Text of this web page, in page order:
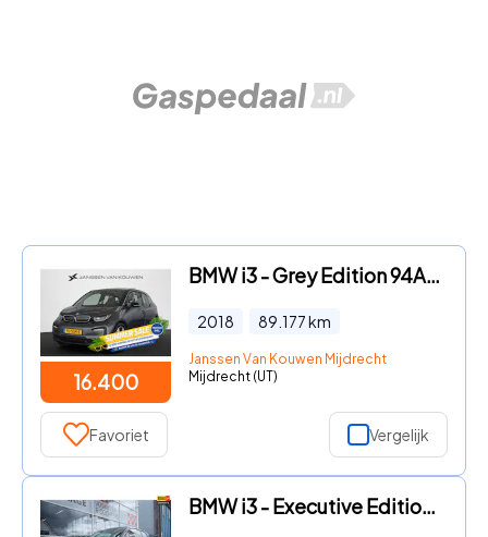
16.400
BMW i3 - Grey Edition 94Ah 33 kWh Panoramadak Keyless Stoelverwarming
2018 89.177km
Janssen Van Kouwen Mijdrecht
Mijdrecht (UT)
Favoriet Vergelijk
BMW i3 - Executive Edition 120Ah 42 kWh Panoramadak